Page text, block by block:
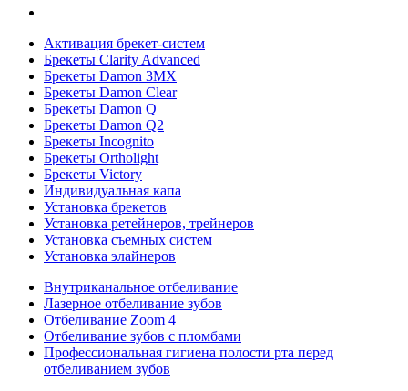
Активация брекет-систем
Брекеты Clarity Advanced
Брекеты Damon 3MX
Брекеты Damon Clear
Брекеты Damon Q
Брекеты Damon Q2
Брекеты Incognito
Брекеты Ortholight
Брекеты Victory
Индивидуальная капа
Установка брекетов
Установка ретейнеров, трейнеров
Установка съемных систем
Установка элайнеров
Внутриканальное отбеливание
Лазерное отбеливание зубов
Отбеливание Zoom 4
Отбеливание зубов с пломбами
Профессиональная гигиена полости рта перед
отбеливанием зубов